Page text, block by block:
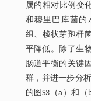
属的相对比例变
和穆里巴库菌的
组、梭状芽孢杆菌
平降低。除了生
肠道平衡的关键
群，并进一步分
的图S3（a）和